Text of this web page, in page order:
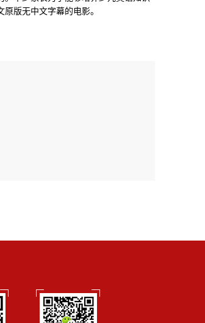
版无中文字幕的电影。